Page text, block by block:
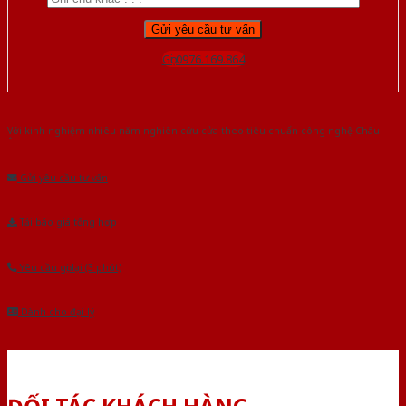
Gọi 0976.169.864
Với kinh nghiệm nhiêu năm nghiên cứu cửa theo tiêu chuẩn công nghệ Châu
Gửi yêu cầu tư vấn
Tải báo giá tổng hợp
Yêu cầu gọi lại (3 phút)
Dành cho đại lý